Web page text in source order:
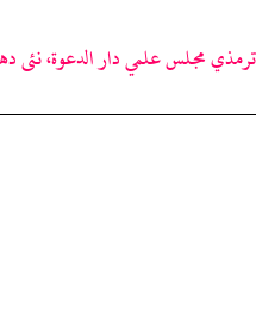
مجلس علمي دار الدعوة، نئى